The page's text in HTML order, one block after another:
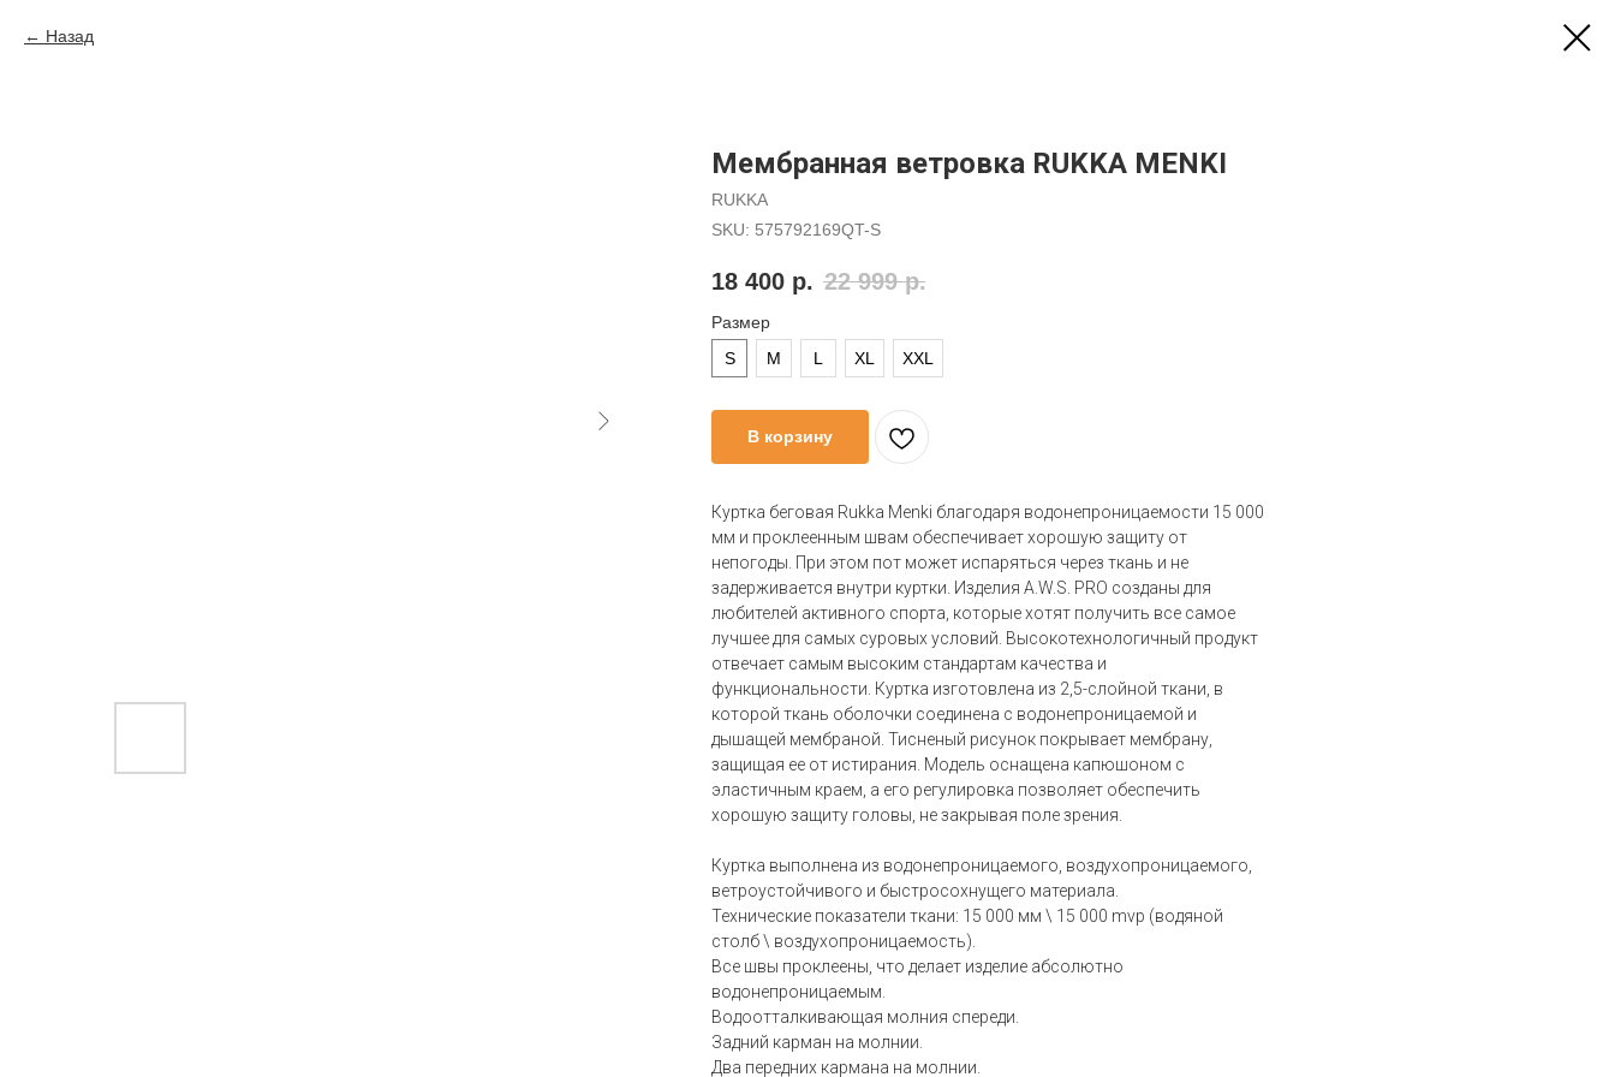
Назад
Мембранная ветровка RUKKA MENKI
RUKKA
SKU: 575792169QT-S
18 400 р. 22 999 р.
Размер
S
M L XL XXL
В корзину
Куртка беговая Rukka Menki благодаря водонепроницаемости 15 000
мм и проклеенным швам обеспечивает хорошую защиту от
непогоды. При этом пот может испаряться через ткань и не
задерживается внутри куртки. Изделия A.W.S. PRO созданы для
любителей активного спорта, которые хотят получить все самое
лучшее для самых суровых условий. Высокотехнологичный продукт
отвечает самым высоким стандартам качества и
функциональности. Куртка изготовлена из 2,5-слойной ткани, в
которой ткань оболочки соединена с водонепроницаемой и
дышащей мембраной. Тисненый рисунок покрывает мембрану,
защищая ее от истирания. Модель оснащена капюшоном с
эластичным краем, а его регулировка позволяет обеспечить
хорошую защиту головы, не закрывая поле зрения.
Куртка выполнена из водонепроницаемого, воздухопроницаемого,
ветроустойчивого и быстросохнущего материала.
Технические показатели ткани: 15 000 мм \ 15 000 mvp (водяной
столб \ воздухопроницаемость).
Все швы проклеены, что делает изделие абсолютно
водонепроницаемым.
Водоотталкивающая молния спереди.
Задний карман на молнии.
Два передних кармана на молнии.